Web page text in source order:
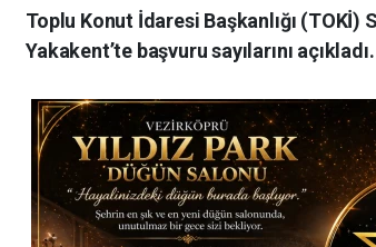
Toplu Konut İdaresi Başkanlığı (TOKİ)
Yakakent’te başvuru sayılarını açıkladı.